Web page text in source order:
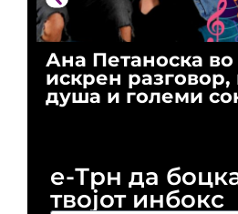
Ана Петаноска
искрен
душа и големи
е-Трн да
твојот инбокс